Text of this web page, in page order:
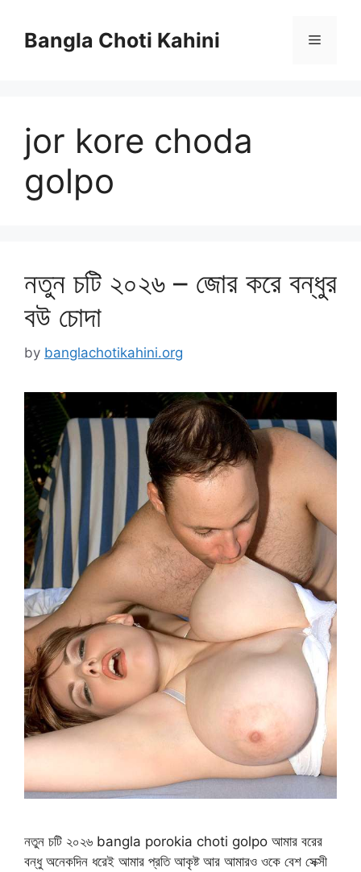
contentBangla Choti Kahini Menu
jor kore choda
golpo
নতুন চটি ২০২৬ – জোর করে বন্ধুর
বউ চোদা
by banglachotikahini.org
নতুন চটি ২০২৬ bangla porokia choti golpo আমার বরের
বন্ধু অনেকদিন ধরেই আমার প্রতি আকৃষ্ট আর আমারও ওকে বেশ সেক্সী